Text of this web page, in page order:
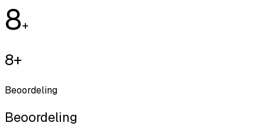
8+
8+
Beoordeling
Beoordeling